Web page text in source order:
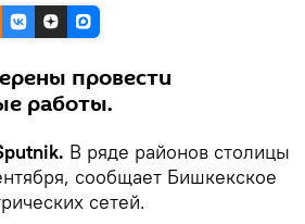
провести
работы.
В ряде районов столицы
сообщает Бишкекское
сетей.